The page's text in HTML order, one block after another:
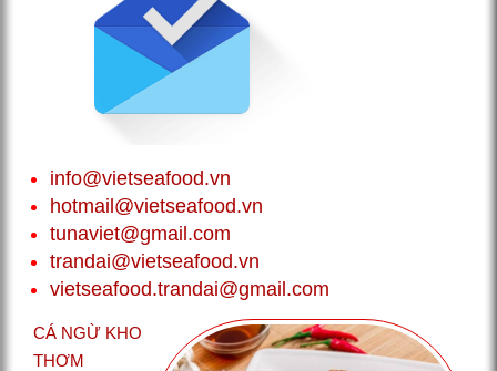
info@vietseafood.vn
hotmail@vietseafood.vn
tunaviet@gmail.com
trandai@vietseafood.vn
vietseafood.trandai@gmail.com
CÁ NGỪ KHO
THƠM